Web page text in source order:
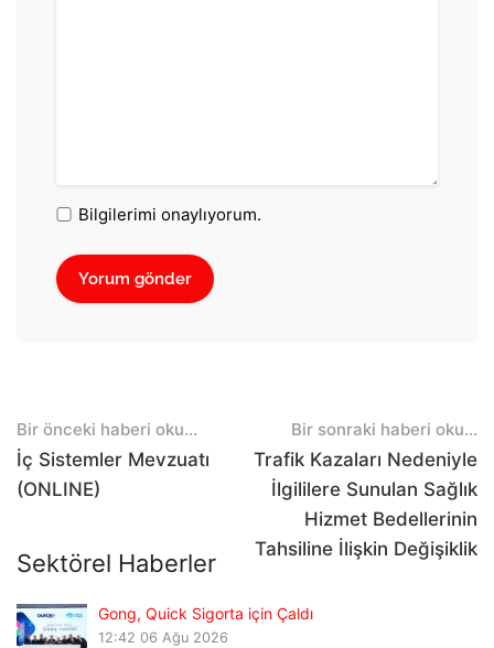
Bilgilerimi onaylıyorum.
Post
navigation
Bir önceki haberi oku...
İç Sistemler Mevzuatı
(ONLINE)
Bir sonraki haberi oku...
Trafik Kazaları Nedeniyle
İlgililere Sunulan Sağlık
Hizmet Bedellerinin
Tahsiline İlişkin Değişiklik
Sektörel Haberler
Gong, Quick Sigorta için Çaldı
12:42 06 Ağu 2026